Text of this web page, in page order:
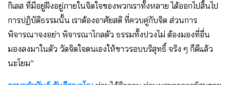
กิเลส ที่มีอยู่ฝังอยู่ภายในจิตใจของพวกเราทั้งหลาย ได้ออกไปสิ้นไป
การปฏิบัติธรรมนั้น เราต้องอาศัยสติ ที่ควบคู่กับจิต ส่วนการ
พิจารณาจงอย่า พิจารณาไกลตัว ธรรมทั้งปวงไม่ ต้องมองที่อื่น
มองลงมาในตัว วัดจิตใจตนเองให้ขาวรอบบริสุทธิ์ จริง ๆ ก็ดีแล้ว
นะโยม”